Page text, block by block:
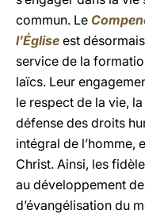
commun. Le
l’Église est
service de la
laïcs. Leur
le respect de la vie,
défense des droits
intégral de l’homme,
Christ. Ainsi, les
au développement
d’évangélisation du